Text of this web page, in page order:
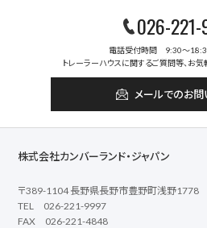
026-
電話受付時間 9:30～
トレーラーハウスに関するご質問等、お気
メールでのお
株式会社カンバーランド・ジャパン
〒389-1104 長野県長野市豊野町浅野1778
TEL 026-221-9997
FAX 026-221-4848